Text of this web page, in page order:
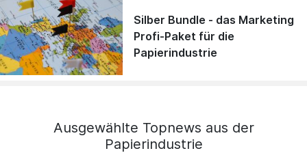
Silber Bundle - das Marketing
Profi-Paket für die
Papierindustrie
Ausgewählte Topnews aus der
Papierindustrie